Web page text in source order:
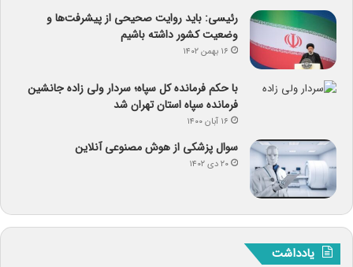
رئیسی: باید روایت صحیحی از پیشرفت‌ها و
وضعیت کشور داشته باشیم
۱۶ بهمن ۱۴۰۲
با حکم فرمانده کل سپاه؛ سردار ولی زاده جانشین
فرمانده سپاه استان تهران شد
۱۶ آبان ۱۴۰۰
سوال پزشکی از هوش مصنوعی آنلاین
۲۰ دی ۱۴۰۲
یادداشت